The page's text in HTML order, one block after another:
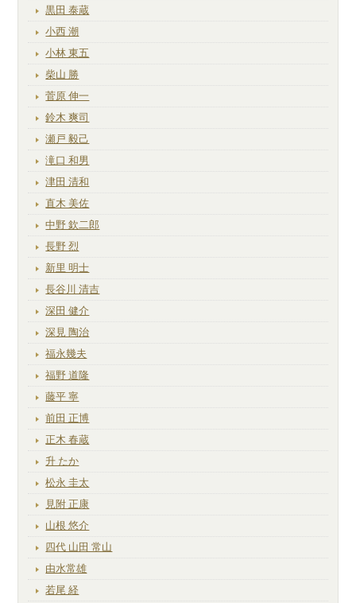
黒田 泰蔵
小西 潮
小林 東五
柴山 勝
菅原 伸一
鈴木 爽司
瀬戸 毅己
滝口 和男
津田 清和
直木 美佐
中野 欽二郎
長野 烈
新里 明士
長谷川 清吉
深田 健介
深見 陶治
福永幾夫
福野 道隆
藤平 寧
前田 正博
正木 春蔵
升 たか
松永 圭太
見附 正康
山根 悠介
四代 山田 常山
由水常雄
若尾 経